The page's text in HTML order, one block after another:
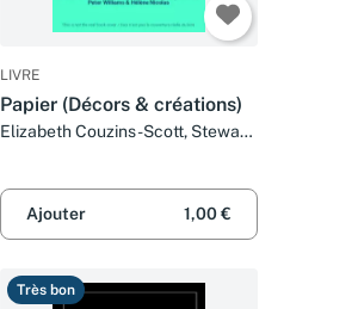
LIVRE
Papier (Décors & créations)
Elizabeth Couzins-Scott, Stewart
Ajouter
1,00 €
Très bon